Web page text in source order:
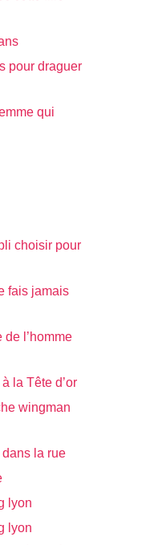
pour draguer
qui
choisir pour
fais jamais
de l’homme
la Tête d’or
wingman
dans la rue
lyon
lyon